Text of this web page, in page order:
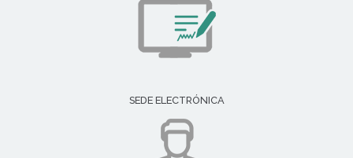
SEDE ELECTRÓNICA